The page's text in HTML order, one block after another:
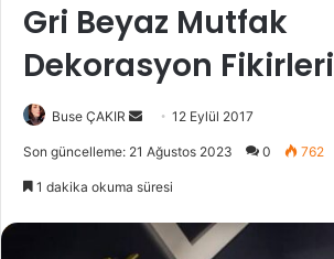
Gri Beyaz Mutfak
Dekorasyon Fikirleri
Buse ÇAKIR
e
-
12 Eylül 2017
Son güncelleme: 21 Ağustos 2023 0 762
1 dakika okuma süresi